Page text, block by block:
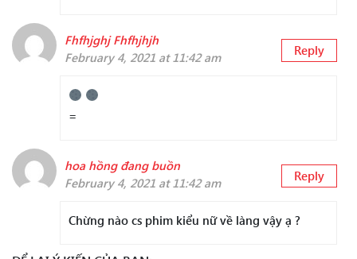
Fhfhjghj Fhfhjhjh
February 4, 2021 at 11:42 am
Reply
=
hoa hồng đang buồn
February 4, 2021 at 11:42 am
Reply
Chừng nào cs phim kiểu nữ về làng vậy ạ ?